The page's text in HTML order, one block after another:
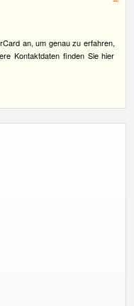
an, um genau zu erfahren,
Kontaktdaten finden Sie hier